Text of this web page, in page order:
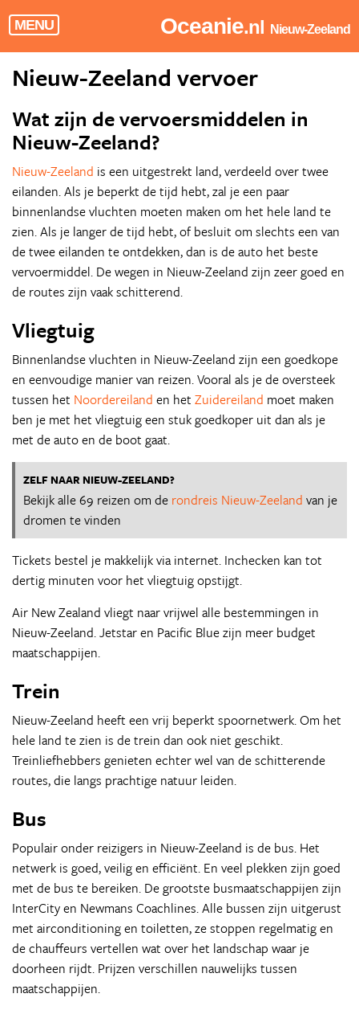
MENU Oceanie.nl Nieuw-Zeeland
Nieuw-Zeeland vervoer
Wat zijn de vervoersmiddelen in
Nieuw-Zeeland?
Nieuw-Zeeland is een uitgestrekt land, verdeeld over twee
eilanden. Als je beperkt de tijd hebt, zal je een paar
binnenlandse vluchten moeten maken om het hele land te
zien. Als je langer de tijd hebt, of besluit om slechts een van
de twee eilanden te ontdekken, dan is de auto het beste
vervoermiddel. De wegen in Nieuw-Zeeland zijn zeer goed en
de routes zijn vaak schitterend.
Vliegtuig
Binnenlandse vluchten in Nieuw-Zeeland zijn een goedkope
en eenvoudige manier van reizen. Vooral als je de oversteek
tussen het Noordereiland en het Zuidereiland moet maken
ben je met het vliegtuig een stuk goedkoper uit dan als je
met de auto en de boot gaat.
ZELF NAAR NIEUW-ZEELAND?
Bekijk alle 69 reizen om de rondreis Nieuw-Zeeland van je
dromen te vinden
Tickets bestel je makkelijk via internet. Inchecken kan tot
dertig minuten voor het vliegtuig opstijgt.
Air New Zealand vliegt naar vrijwel alle bestemmingen in
Nieuw-Zeeland. Jetstar en Pacific Blue zijn meer budget
maatschappijen.
Trein
Nieuw-Zeeland heeft een vrij beperkt spoornetwerk. Om het
hele land te zien is de trein dan ook niet geschikt.
Treinliefhebbers genieten echter wel van de schitterende
routes, die langs prachtige natuur leiden.
Bus
Populair onder reizigers in Nieuw-Zeeland is de bus. Het
netwerk is goed, veilig en efficiënt. En veel plekken zijn goed
met de bus te bereiken. De grootste busmaatschappijen zijn
InterCity en Newmans Coachlines. Alle bussen zijn uitgerust
met airconditioning en toiletten, ze stoppen regelmatig en
de chauffeurs vertellen wat over het landschap waar je
doorheen rijdt. Prijzen verschillen nauwelijks tussen
maatschappijen.